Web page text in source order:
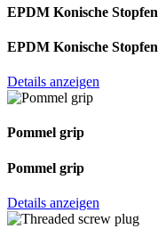
EPDM Konische Stopfen
EPDM Konische Stopfen
Details anzeigen
Pommel grip
Pommel grip
Details anzeigen